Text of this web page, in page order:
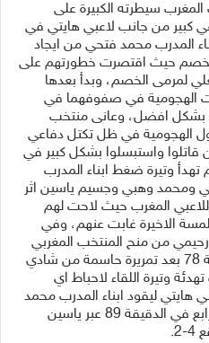
سيطرته الكبيرة على
كبير من جانب لاعبي هايتي في
المدرب محمد فتحي من ايجاد
الخصم حيث اقتصرت خطورتهم على
لمرمى الخصم، وبدأ بعدها
الهجومية في صفوفهما في
بشكل افضل، وعانى منتخب
الهجومية في ظل تكتل دفاعي
قاتلوا واستبسلوا بشكل كبير في
تهدأ وتيرة ضغط ابناء المدرب
ومحمد وهبي وجسيم ياسين اثر
المغرب حيث لاحت لهم
الاخيرة غابت عنهم، وفي
سفيان رحيمي من منح المنتخب المغربي
هدف الفوز في اللقاء في الدقيقة 78 بعد تمريرة حاسمة من شادي
وتيرة اللقاء لاحباط اي
هايتي ليقود ابناء المدرب محمد
فتحي اللقاء الى بر الامان بهدف رابع في الدقيقة 89 عبر ياسين